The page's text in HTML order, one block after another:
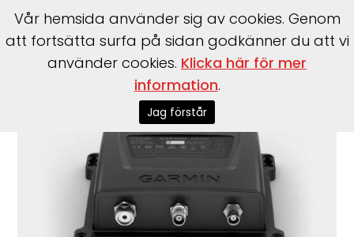
Garmin AIS 800
Vår hemsida använder sig av cookies. Genom
att fortsätta surfa på sidan godkänner du att vi
använder cookies. Klicka här för mer
information.
Jag förstår